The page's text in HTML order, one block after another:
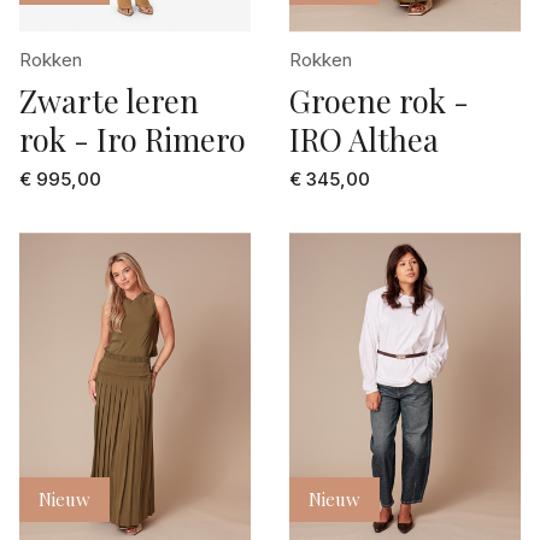
donker bruin
donker groen
ecru
fuchsia
geel
geel dessin
goud
Grey denim
grijs
grijs dessin
2
24
25
26
27
28
29
3
30
Rokken
Zwarte leren
rok - Iro Rimero
€ 995,00
Rokken
Groene rok -
IRO Althea
€ 345,00
Nieuw Nieuw